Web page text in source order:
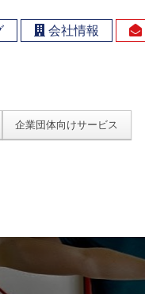
会社情報
企業団体向けサービス